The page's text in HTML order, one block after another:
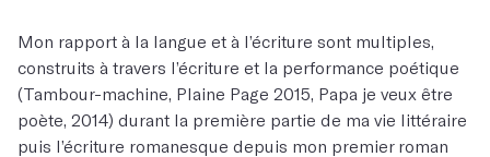
Mon rapport à la langue et à l’écriture sont multiples,
construits à travers l’écriture et la performance poétique
(Tambour-machine, Plaine Page 2015, Papa je veux être
poète, 2014) durant la première partie de ma vie littéraire
puis l’écriture romanesque depuis mon premier roman